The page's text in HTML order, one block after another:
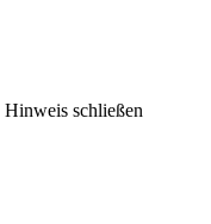
Hinweis schließen